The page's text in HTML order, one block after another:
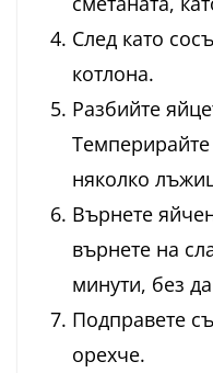
След като
котлона.
Разбийте
Темперирайте
няколко
Върнете
върнете на
минути, без
Подправете
орехче.